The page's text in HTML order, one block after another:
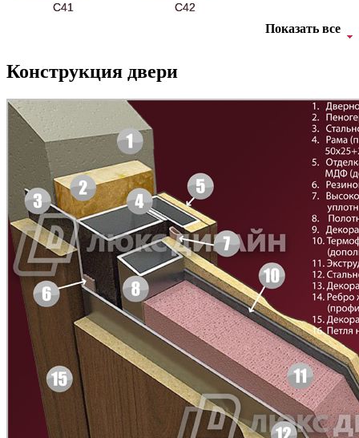
БНТ БУК БАВАРИЯ
Д-11 Н Д-11 С
C41 C42
C43 C44
C45 C46
Показать все
Конструкция двери